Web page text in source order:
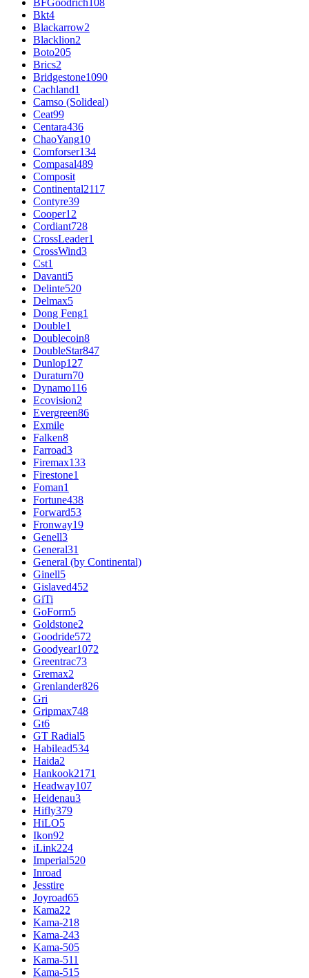
BFGoodrich 108
Bkt4
Blackarrow2
Blacklion2
Boto205
Brics2
Bridgestone1090
Cachland1
Camso (Solideal)
Ceat99
Centara436
ChaoYang10
Comforser134
Compasal489
Composit
Continental2117
Contyre39
Cooper12
Cordiant728
CrossLeader1
CrossWind3
Cst1
Davanti5
Delinte520
Delmax5
Dong Feng1
Double1
Doublecoin8
DoubleStar847
Dunlop127
Duraturn70
Dynamo116
Ecovision2
Evergreen86
Exmile
Falken8
Farroad3
Firemax133
Firestone1
Foman1
Fortune438
Forward53
Fronway19
Genell3
General31
General (by Continental)
Ginell5
Gislaved452
GiTi
GoForm5
Goldstone2
Goodride572
Goodyear1072
Greentrac73
Gremax2
Grenlander826
Gri
Gripmax748
Gt6
GT Radial5
Habilead534
Haida2
Hankook2171
Headway107
Heidenau3
Hifly379
HiLO5
Ikon92
iLink224
Imperial520
Inroad
Jesstire
Joyroad65
Kama22
Kama-218
Kama-243
Kama-505
Kama-511
Kama-515